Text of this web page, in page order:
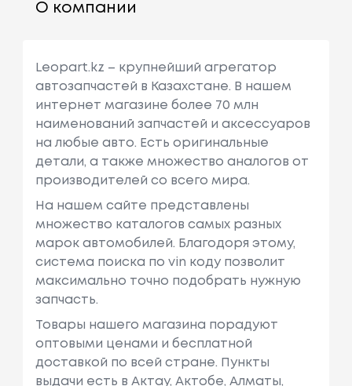
О компании
Leopart.kz – крупнейший агрегатор
автозапчастей в Казахстане. В нашем
интернет магазине более 70 млн
наименований запчастей и аксессуаров
на любые авто. Есть оригинальные
детали, а также множество аналогов от
производителей со всего мира.
На нашем сайте представлены
множество каталогов самых разных
марок автомобилей. Благодоря этому,
система поиска по vin коду позволит
максимально точно подобрать нужную
запчасть.
Товары нашего магазина порадуют
оптовыми ценами и бесплатной
доставкой по всей стране. Пункты
выдачи есть в Актау, Актобе, Алматы,